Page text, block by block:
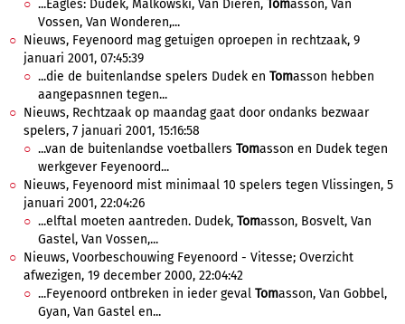
...Eagles: Dudek, Malkowski, Van Dieren, Tomasson, Van
Vossen, Van Wonderen,...
Nieuws, Feyenoord mag getuigen oproepen in rechtzaak, 9
januari 2001, 07:45:39
...die de buitenlandse spelers Dudek en Tomasson hebben
aangepasnnen tegen...
Nieuws, Rechtzaak op maandag gaat door ondanks bezwaar
spelers, 7 januari 2001, 15:16:58
...van de buitenlandse voetballers Tomasson en Dudek tegen
werkgever Feyenoord...
Nieuws, Feyenoord mist minimaal 10 spelers tegen Vlissingen, 5
januari 2001, 22:04:26
...elftal moeten aantreden. Dudek, Tomasson, Bosvelt, Van
Gastel, Van Vossen,...
Nieuws, Voorbeschouwing Feyenoord - Vitesse; Overzicht
afwezigen, 19 december 2000, 22:04:42
...Feyenoord ontbreken in ieder geval Tomasson, Van Gobbel,
Gyan, Van Gastel en...